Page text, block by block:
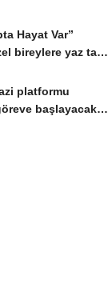
Hayat Var”
bireylere yaz tatili
platformu
başlayacak...